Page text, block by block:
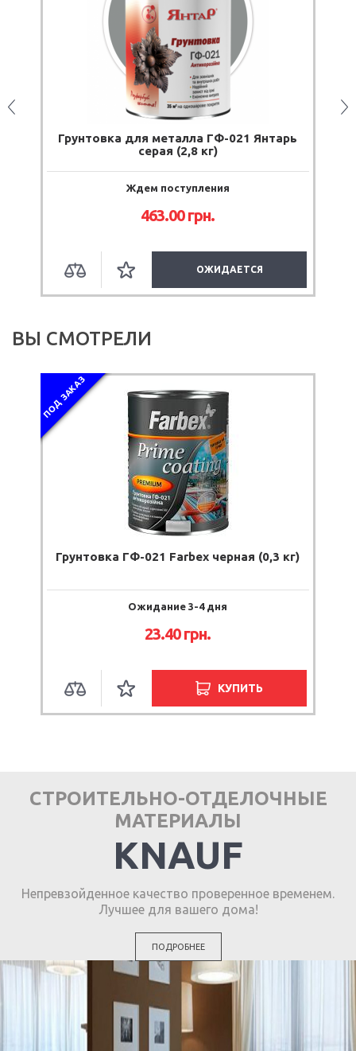
Грунтовка для металла ГФ-021 Янтарь
серая (2,8 кг)
Ждем поступления
463.00грн.
ОЖИДАЕТСЯ
ВЫ СМОТРЕЛИ
ПОД ЗАКАЗ
Грунтовка ГФ-021 Farbex черная (0,3 кг)
Ожидание 3-4 дня
23.40грн.
КУПИТЬ
СТРОИТЕЛЬНО-ОТДЕЛОЧНЫЕ
МАТЕРИАЛЫ
KNAUF
Непревзойденное качество проверенное временем.
Лучшее для вашего дома!
ПОДРОБНЕЕ